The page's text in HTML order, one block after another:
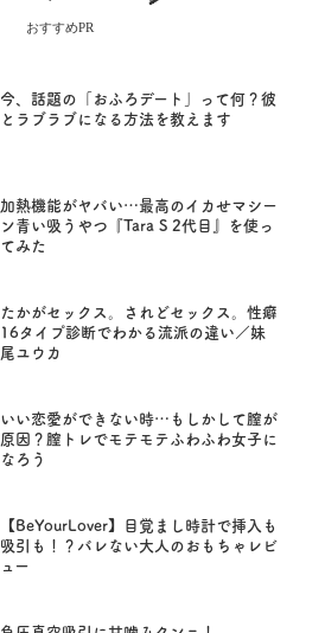
おすすめPR
今、話題の「おふろデート」って何？彼
とラブラブになる方法を教えます
加熱機能がヤバい…最高のイカせマシー
ン青い吸うやつ『Tara S 2代目』を使っ
てみた
たかがセックス。されどセックス。性癖
16タイプ診断でわかる流派の違い／妹
尾ユウカ
いい恋愛ができない時…もしかして膣が
原因？膣トレでモテモテふわふわ女子に
なろう
【BeYourLover】目覚まし時計で挿入も
吸引も！？バレない大人のおもちゃレビ
ュー